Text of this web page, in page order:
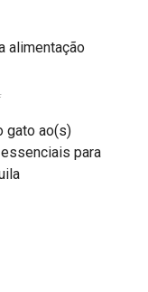
alimentação
gato ao(s)
para